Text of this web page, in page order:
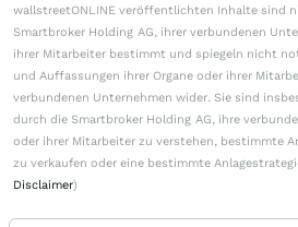
wallstreetONLINE veröffentlichten Inhalte sind
Smartbroker Holding AG, ihrer verbundenen
ihrer Mitarbeiter bestimmt und spiegeln nicht
und Auffassungen ihrer Organe oder ihrer
verbundenen Unternehmen wider. Sie sind
durch die Smartbroker Holding AG, ihre
oder ihrer Mitarbeiter zu verstehen, bestimmte
zu verkaufen oder eine bestimmte
Disclaimer)